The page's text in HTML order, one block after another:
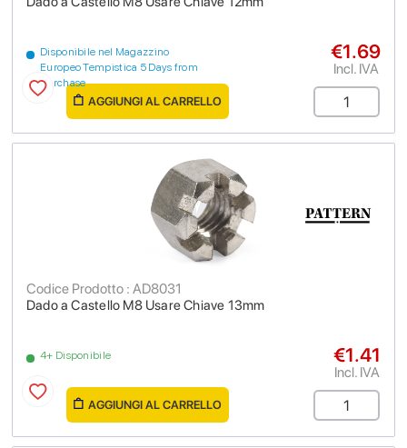
Disponibile nel Magazzino
Europeo Tempistica 5 Days from
purchase
€1.69
Incl. IVA
AGGIUNGI AL CARRELLO
Dado a Castello M8 Usare Chiave 13mm
Codice Prodotto : AD8031
4+ Disponibile €1.41
Incl. IVA
AGGIUNGI AL CARRELLO